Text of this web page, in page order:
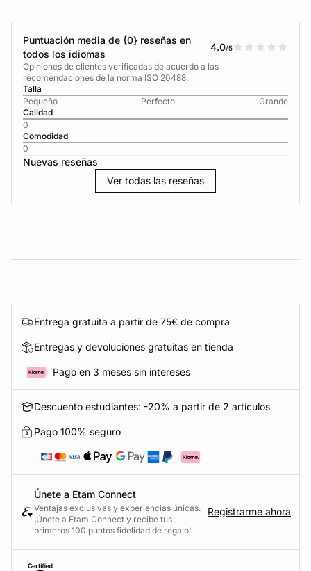
Puntuación media de {0} reseñas en
todos los idiomas
4.0/5
Opiniones de clientes verificadas de acuerdo a las
recomendaciones de la norma ISO 20488.
Talla
Pequeño
Perfecto
Grande
Calidad
0
Comodidad
0
Nuevas reseñas
Ver todas las reseñas
Entrega gratuita a partir de 75€ de compra
Entregas y devoluciones gratuitas en tienda
Pago en 3 meses sin intereses
Descuento estudiantes: -20% a partir de 2 artículos
Pago 100% seguro
Únete a Etam Connect
Ventajas exclusivas y experiencias únicas.
¡Únete a Etam Connect y recibe tus
primeros 100 puntos fidelidad de regalo!
Registrarme ahora